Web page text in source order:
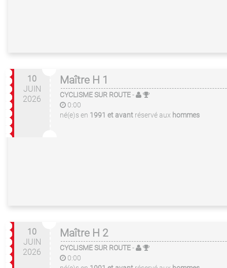
10
JUIN
2026
Maître H 1
CYCLISME SUR ROUTE-
0:00
né(e)s en 1991 et avant réservé aux hommes
10
JUIN
2026
Maître H 2
CYCLISME SUR ROUTE-
0:00